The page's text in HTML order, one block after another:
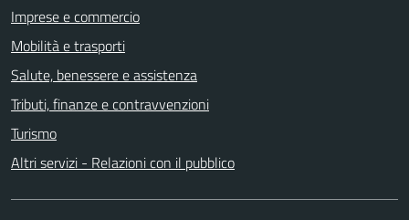
Imprese e commercio
Mobilità e trasporti
Salute, benessere e assistenza
Tributi, finanze e contravvenzioni
Turismo
Altri servizi - Relazioni con il pubblico